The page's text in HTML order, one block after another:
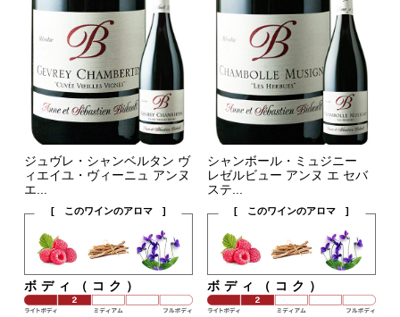
ジュヴレ・シャンベルタン ヴ
ィエイユ・ヴィーニュ アンヌ
エ...
[ このワインのアロマ ]
ボディ（コク）
シャンボール・ミュジニー
レゼルビュー アンヌ エ セバ
ステ...
[ このワインのアロマ ]
ボディ（コク）